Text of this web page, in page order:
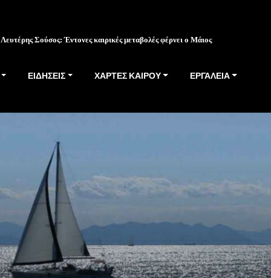
Λευτέρης Σούσος: Έντονες καιρικές μεταβολές φέρνει ο Μάιος
ΕΙΔΗΣΕΙΣ ΧΑΡΤΕΣ ΚΑΙΡΟΥ ΕΡΓΑΛΕΙΑ